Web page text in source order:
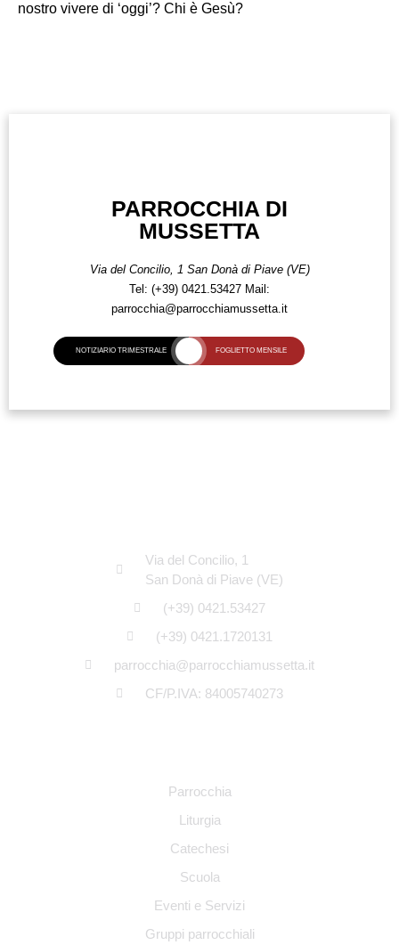
nostro vivere di ‘oggi’? Chi è Gesù?
PARROCCHIA DI
MUSSETTA
Via del Concilio, 1 San Donà di Piave (VE)
Tel: (+39) 0421.53427 Mail:
parrocchia@parrocchiamussetta.it
NOTIZIARIO TRIMESTRALE FOGLIETTO MENSILE
Via del Concilio, 1
San Donà di Piave (VE)
(+39) 0421.53427
(+39) 0421.1720131
parrocchia@parrocchiamussetta.it
CF/P.IVA: 84005740273
Parrocchia
Liturgia
Catechesi
Scuola
Eventi e Servizi
Gruppi parrocchiali